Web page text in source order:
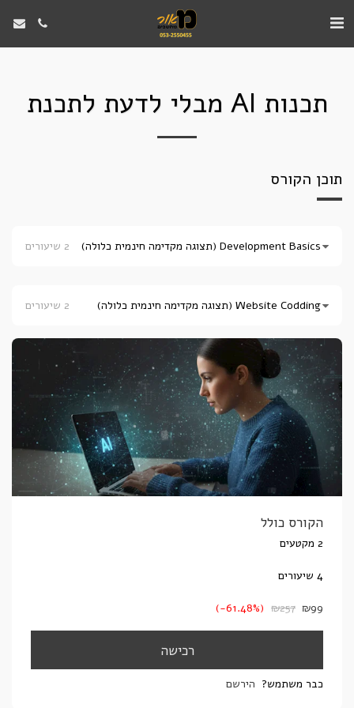
תכנות AI מבלי לדעת לתכנת
תוכן הקורס
Development Basics (תצוגה מקדימה חינמית כלולה) 2 שיעורים
Website Codding (תצוגה מקדימה חינמית כלולה) 2 שיעורים
הקורס כולל
2 מקטעים
4 שיעורים
₪99
₪257
(-61.48%)
רכישה
כבר משתמש? הירשם